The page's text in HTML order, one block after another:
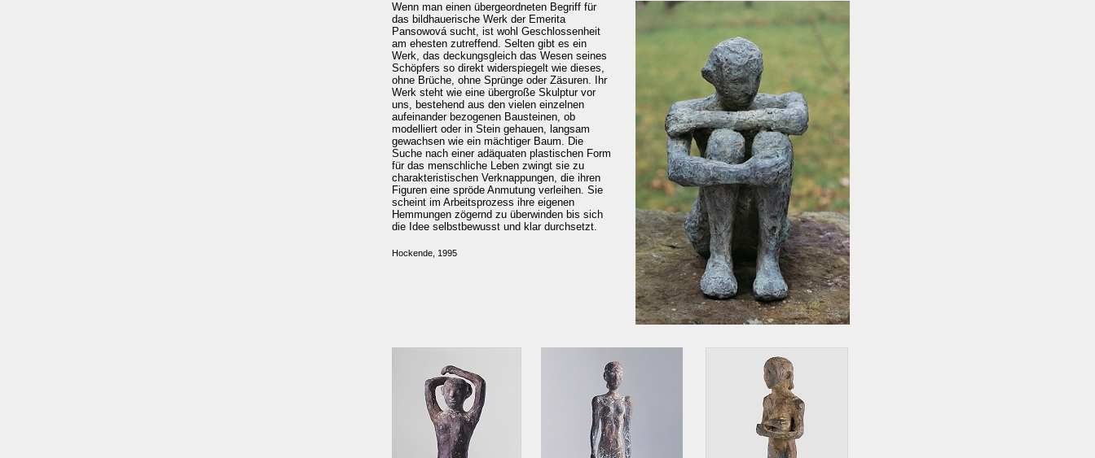
Wenn man einen übergeordneten Begriff für
das bildhauerische Werk der Emerita
Pansowová sucht, ist wohl Geschlossenheit
am ehesten zutreffend. Selten gibt es ein
Werk, das deckungsgleich das Wesen seines
Schöpfers so direkt widerspiegelt wie dieses,
ohne Brüche, ohne Sprünge oder Zäsuren. Ihr
Werk steht wie eine übergroße Skulptur vor
uns, bestehend aus den vielen einzelnen
aufeinander bezogenen Bausteinen, ob
modelliert oder in Stein gehauen, langsam
gewachsen wie ein mächtiger Baum. Die
Suche nach einer adäquaten plastischen Form
für das menschliche Leben zwingt sie zu
charakteristischen Verknappungen, die ihren
Figuren eine spröde Anmutung verleihen. Sie
scheint im Arbeitsprozess ihre eigenen
Hemmungen zögernd zu überwinden bis sich
die Idee selbstbewusst und klar durchsetzt.
Hockende, 1995